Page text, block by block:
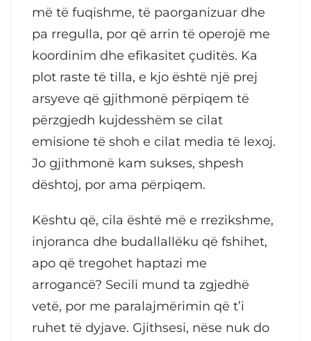
më të fuqishme, të paorganizuar dhe
pa rregulla, por që arrin të operojë me
koordinim dhe efikasitet çuditës. Ka
plot raste të tilla, e kjo është një prej
arsyeve që gjithmonë përpiqem të
përzgjedh kujdesshëm se cilat
emisione të shoh e cilat media të lexoj.
Jo gjithmonë kam sukses, shpesh
dështoj, por ama përpiqem.
Kështu që, cila është më e rrezikshme,
injoranca dhe budallallëku që fshihet,
apo që tregohet haptazi me
arrogancë? Secili mund ta zgjedhë
vetë, por me paralajmërimin që t’i
ruhet të dyjave. Gjithsesi, nëse nuk do